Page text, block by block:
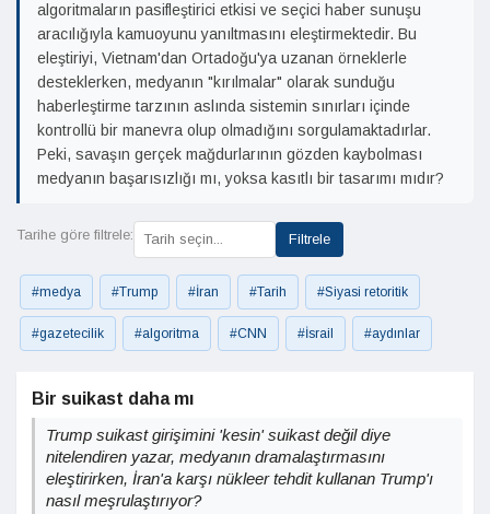
algoritmaların pasifleştirici etkisi ve seçici haber sunuşu
aracılığıyla kamuoyunu yanıltmasını eleştirmektedir. Bu
eleştiriyi, Vietnam'dan Ortadoğu'ya uzanan örneklerle
desteklerken, medyanın "kırılmalar" olarak sunduğu
haberleştirme tarzının aslında sistemin sınırları içinde
kontrollü bir manevra olup olmadığını sorgulamaktadırlar.
Peki, savaşın gerçek mağdurlarının gözden kaybolması
medyanın başarısızlığı mı, yoksa kasıtlı bir tasarımı mıdır?
Tarihe göre filtrele: Filtrele
#medya #Trump #İran #Tarih #Siyasi retoritik
#gazetecilik #algoritma #CNN #İsrail #aydınlar
Bir suikast daha mı
Trump suikast girişimini 'kesin' suikast değil diye
nitelendiren yazar, medyanın dramalaştırmasını
eleştirirken, İran'a karşı nükleer tehdit kullanan Trump'ı
nasıl meşrulaştırıyor?